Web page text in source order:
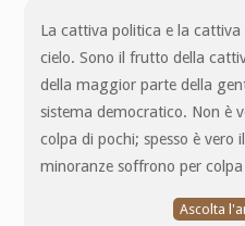
La cattiva politica e la
cielo. Sono il frutto della
della maggior parte della
sistema democratico. Non è
colpa di pochi; spesso è vero
minoranze soffrono per
Ascolta